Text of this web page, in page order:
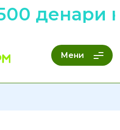
денари
Мени